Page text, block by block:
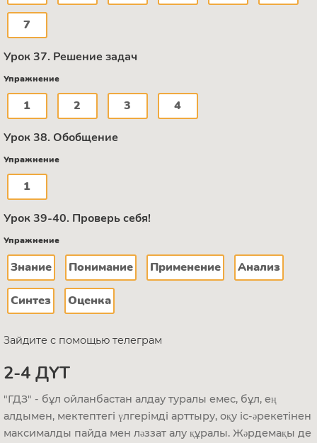
7
Урок 37. Решение задач
Упражнение
1 2 3 4
Урок 38. Обобщение
Упражнение
1
Урок 39-40. Проверь себя!
Упражнение
Знание Понимание Применение Анализ
Синтез Оценка
Зайдите с помощью телеграм
2-4 ДҮТ
"ГДЗ" - бұл ойланбастан алдау туралы емес, бұл, ең
алдымен, мектептегі үлгерімді арттыру, оқу іс-әрекетінен
максималды пайда мен ләззат алу құралы. Жәрдемақы де